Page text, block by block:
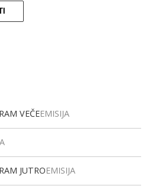
VEČEEMISIJA
JUTROEMISIJA